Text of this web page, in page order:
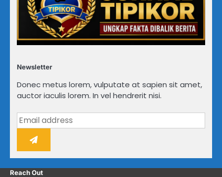
Newsletter
Donec metus lorem, vulputate at sapien sit amet,
auctor iaculis lorem. In vel hendrerit nisi.
Reach Out